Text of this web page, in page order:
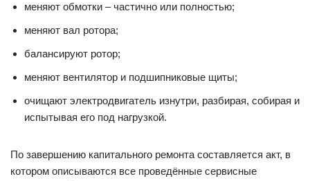
меняют обмотки – частично или полностью;
меняют вал ротора;
балансируют ротор;
меняют вентилятор и подшипниковые щиты;
очищают электродвигатель изнутри, разбирая, собирая и
испытывая его под нагрузкой.
По завершению капитального ремонта составляется акт, в
котором описываются все проведённые сервисные